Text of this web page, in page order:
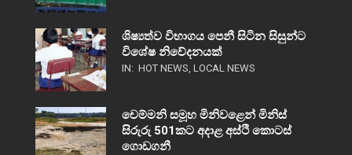
ශිෂ්‍යත්ව විභාගය පෙනී සිටින සිසුන්ට
විශේෂ නිවේදනයක්
IN: HOT NEWS, LOCAL NEWS
චෙම්මනි සමූහ මිනිවළෙන් මිනිස්
සිරුරු 501කට අදාළ අස්ථි කොටස්
ගොඩගනී